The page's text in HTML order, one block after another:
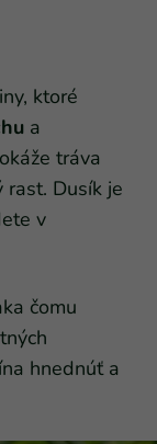
ktoré
a
tráva
rast. Dusík je
v
čomu
hnednúť a